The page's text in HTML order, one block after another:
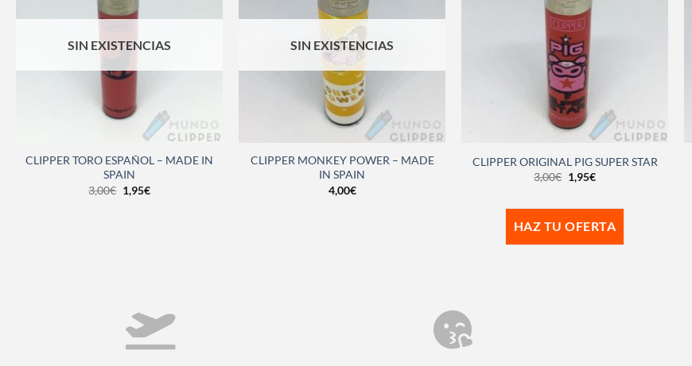
SIN EXISTENCIAS
CLIPPER TORO ESPAÑOL – MADE IN
SPAIN
3,00€ 1,95€
SIN EXISTENCIAS
CLIPPER MONKEY POWER – MADE
IN SPAIN
4,00€
CLIPPER ORIGINAL PIG SUPER STAR
3,00€ 1,95€
HAZ TU OFERTA